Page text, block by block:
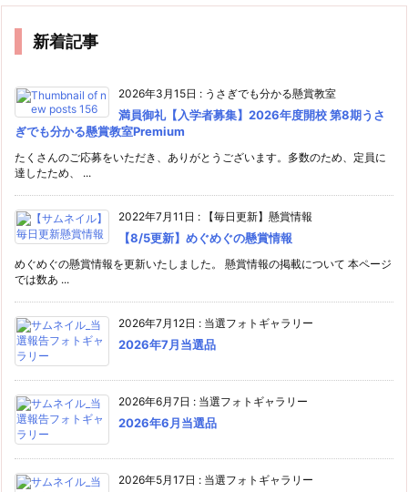
新着記事
2026年3月15日 : うさぎでも分かる懸賞教室
満員御礼【入学者募集】2026年度開校 第8期うさ
ぎでも分かる懸賞教室Premium
たくさんのご応募をいただき、ありがとうございます。多数のため、定員に
達したため、 ...
2022年7月11日 : 【毎日更新】懸賞情報
【8/5更新】めぐめぐの懸賞情報
めぐめぐの懸賞情報を更新いたしました。 懸賞情報の掲載について 本ページ
では数あ ...
2026年7月12日 : 当選フォトギャラリー
2026年7月当選品
2026年6月7日 : 当選フォトギャラリー
2026年6月当選品
2026年5月17日 : 当選フォトギャラリー